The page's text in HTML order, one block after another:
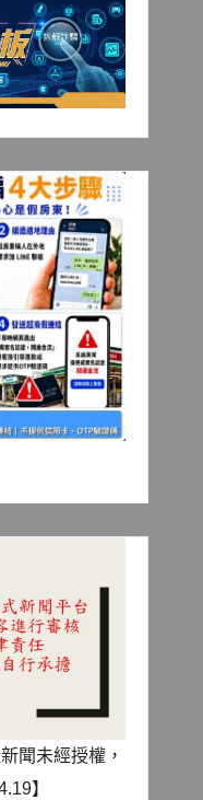
聞未經授權，
】